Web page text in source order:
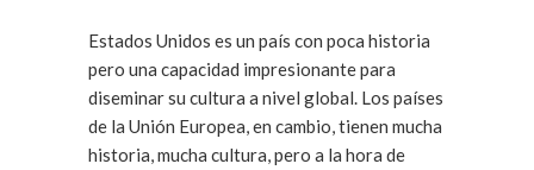
Estados Unidos es un país con poca historia
pero una capacidad impresionante para
diseminar su cultura a nivel global. Los países
de la Unión Europea, en cambio, tienen mucha
historia, mucha cultura, pero a la hora de